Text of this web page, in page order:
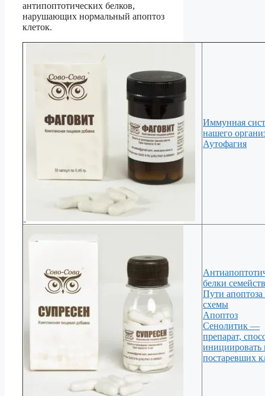
антипоптотических белков,
нарушающих нормальный апоптоз
клеток.
Иммунная
нашего
Аутофагия
белки
Пути
схемы
Апоптоз
Сенолитик —
препарат,
инициировать
постаревших